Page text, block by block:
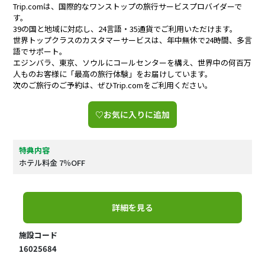
Trip.comは、国際的なワンストップの旅行サービスプロバイダーで
す。
39の国と地域に対応し、24言語・35通貨でご利用いただけます。
世界トップクラスのカスタマーサービスは、年中無休で24時間、多言
語でサポート。
エジンバラ、東京、ソウルにコールセンターを構え、世界中の何百万
人ものお客様に「最高の旅行体験」をお届けしています。
次のご旅行のご予約は、ぜひTrip.comをご利用ください。
♡お気に入りに追加
特典内容
ホテル料金 7％OFF
詳細を見る
施設コード
16025684